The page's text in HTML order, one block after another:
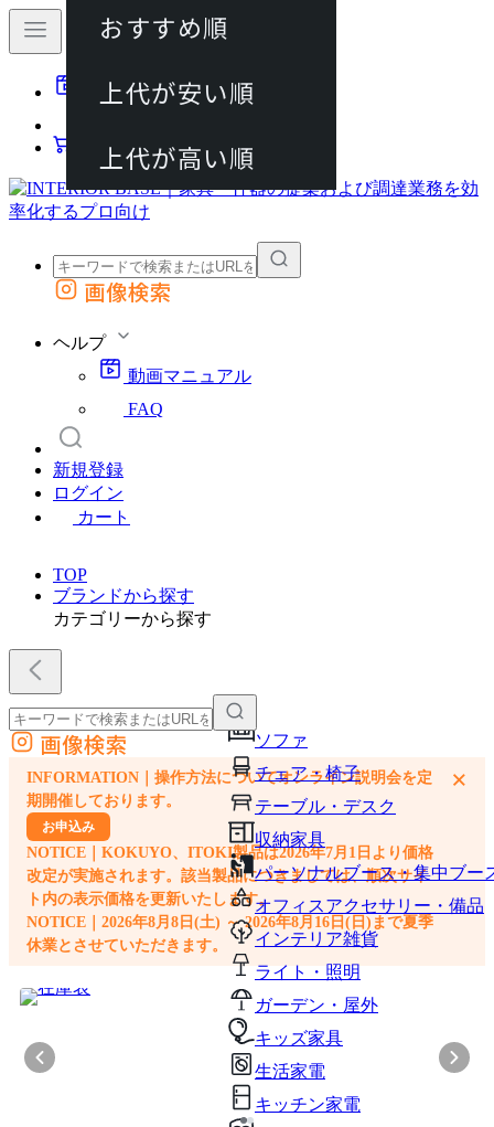
動画マニュアル
カート
外部サイトの商品をカートに追加
画像検索
ヘルプ
動画マニュアル
FAQ
新規登録
ログイン
カート
TOP
ブランドから探す
カテゴリーから探す
ソファ
チェア・椅子
テーブル・デスク
収納家具
パーソナルブース・集中ブー
オフィスアクセサリー・備品
インテリア雑貨
ライト・照明
ガーデン・屋外
キッズ家具
生活家電
キッチン家電
外部サイトの商品をカートに追加
他のサイトで見つけた商品ページのURLを貼り付けて、カートに追加できます
画像検索
INFORMATION｜操作方法についてオンライン説明会を定
期開催しております。
お申込み
NOTICE｜KOKUYO、ITOKI製品は2026年7月1日より価格
改定が実施されます。該当製品につきましては、順次サイ
ト内の表示価格を更新いたします。
NOTICE｜2026年8月8日(土) ～ 2026年8月16日(日)まで夏季
休業とさせていただきます。
×
おすすめ順
上代が安い順
上代が高い順